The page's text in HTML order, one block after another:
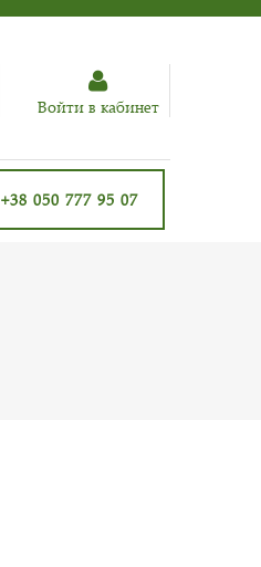
Войти в кабинет
+38 050 777 95 07